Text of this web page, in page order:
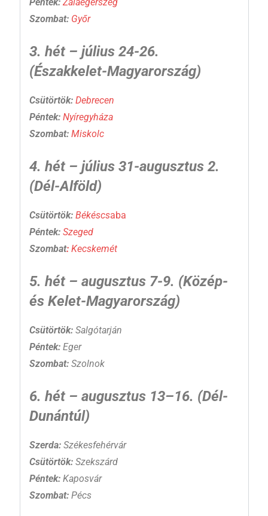
Szombat: Győr
3. hét – július 24-26.
(Északkelet-Magyarország)
Csütörtök: Debrecen
Péntek: Nyíregyháza
Szombat: Miskolc
4. hét – július 31-augusztus 2.
(Dél-Alföld)
Csütörtök:Békéscsaba
Péntek: Szeged
Szombat:Kecskemét
5. hét – augusztus 7-9. (Közép-
és Kelet-Magyarország)
Csütörtök:Salgótarján
Péntek:Eger
Szombat:Szolnok
6. hét – augusztus 13–16. (Dél-
Dunántúl)
Szerda: Székesfehérvár
Csütörtök:Szekszárd
Péntek:Kaposvár
Szombat:Pécs